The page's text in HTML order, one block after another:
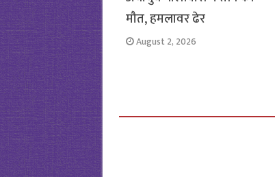
मौत, हमलावर ढेर
August 2, 2026